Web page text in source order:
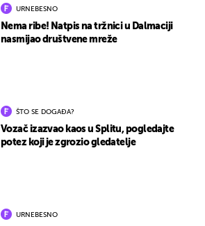
URNEBESNO
Nema ribe! Natpis na tržnici u Dalmaciji
nasmijao društvene mreže
ŠTO SE DOGAĐA?
Vozač izazvao kaos u Splitu, pogledajte
potez koji je zgrozio gledatelje
URNEBESNO